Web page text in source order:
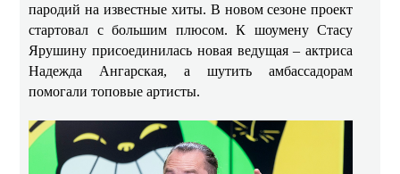
пародий на известные хиты. В новом сезоне проект
стартовал с большим плюсом. К шоумену Стасу
Ярушину присоединилась новая ведущая – актриса
Надежда Ангарская, а шутить амбассадорам
помогали топовые артисты.